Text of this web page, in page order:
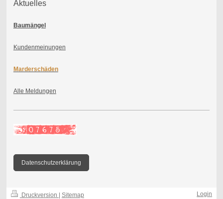
Aktuelles
Baumängel
Kundenmeinungen
Marderschäden
Alle Meldungen
Datenschutzerklärung
Druckversion | Sitemap
Login